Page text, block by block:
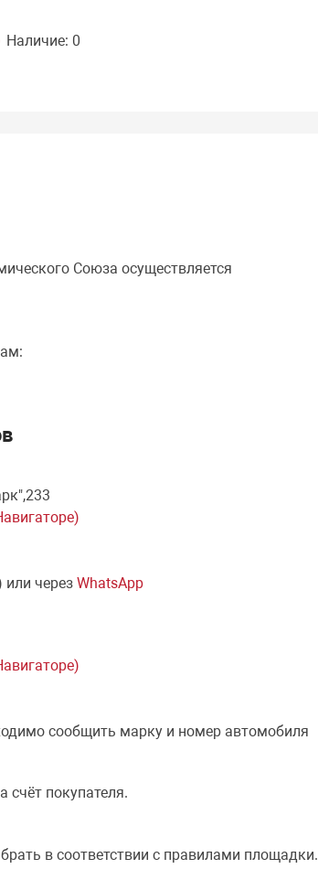
Наличие: 0
Союза осуществляется
или черезWhatsApp
сообщить марку и номер автомобиля
счёт покупателя.
в соответствии с правилами площадки.